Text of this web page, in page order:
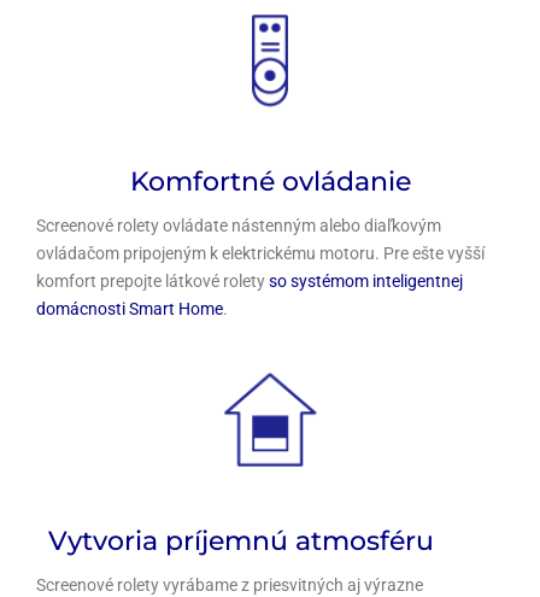
Komfortné ovládanie
Screenové rolety ovládate nástenným alebo diaľkovým
ovládačom pripojeným k elektrickému motoru. Pre ešte vyšší
komfort prepojte látkové roletyso systémom inteligentnej
domácnosti Smart Home.
Vytvoria príjemnú atmosféru
Screenové rolety vyrábame z priesvitných aj výrazne